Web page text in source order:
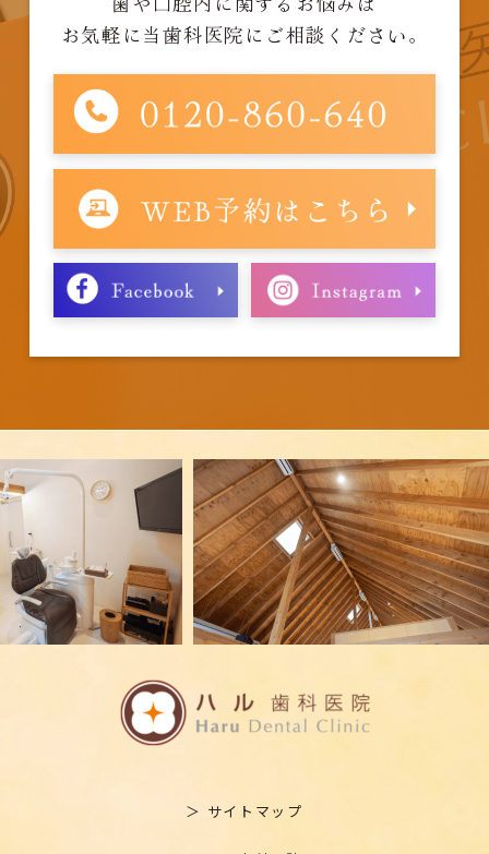
お気軽に当歯科医院にご相談ください。
＞ サイトマップ